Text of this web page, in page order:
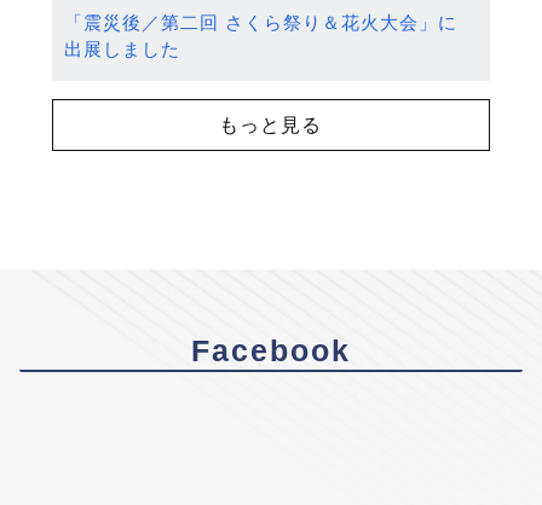
「震災後／第二回 さくら祭り＆花火大会」に
出展しました
もっと見る
Facebook